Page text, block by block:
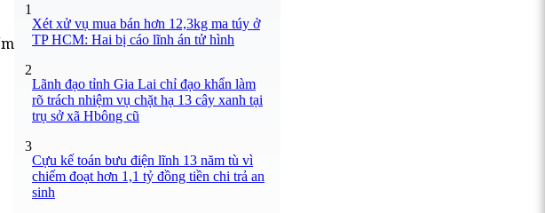
1
Xét xử vụ mua bán hơn 12,3kg ma túy ở
TP HCM: Hai bị cáo lĩnh án tử hình
2
Lãnh đạo tỉnh Gia Lai chỉ đạo khẩn làm
rõ trách nhiệm vụ chặt hạ 13 cây xanh tại
trụ sở xã Hbông cũ
3
Cựu kế toán bưu điện lĩnh 13 năm tù vì
chiếm đoạt hơn 1,1 tỷ đồng tiền chi trả an
sinh